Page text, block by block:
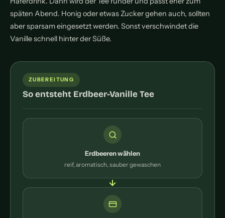
späten Abend. Honig oder etwas Zucker gehen auch, sollten
aber sparsam eingesetzt werden. Sonst verschwindet die
Vanille schnell hinter der Süße.
ZUBEREITUNG
So entsteht Erdbeer-Vanille Tee
Erdbeeren wählen
reif, aromatisch, sauber gewaschen